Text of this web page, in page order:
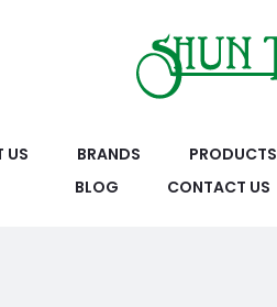
US BRANDS PRODUCTS
BLOG
CONTACT US